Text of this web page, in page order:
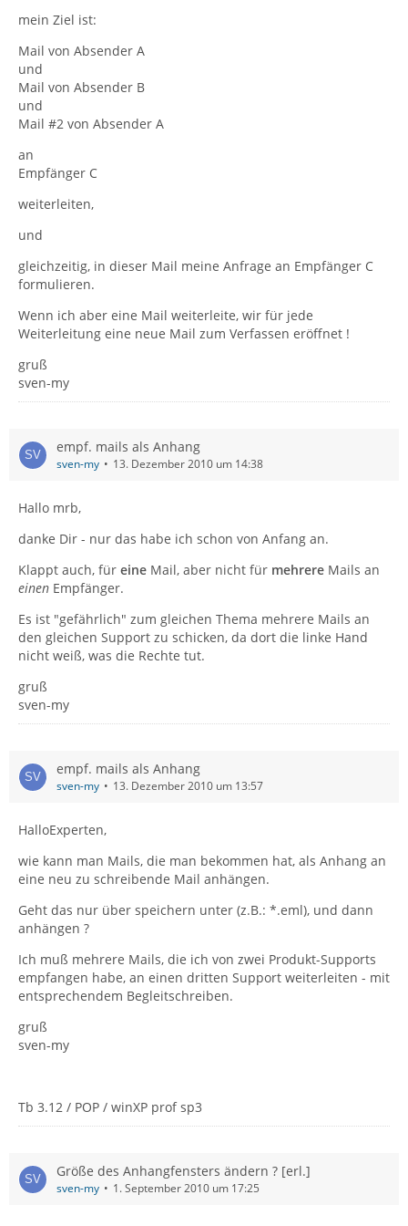
mein Ziel ist:
Mail von Absender A
und
Mail von Absender B
und
Mail #2 von Absender A
an
Empfänger C
weiterleiten,
und
gleichzeitig, in dieser Mail meine Anfrage an Empfänger C
formulieren.
Wenn ich aber eine Mail weiterleite, wir für jede
Weiterleitung eine neue Mail zum Verfassen eröffnet !
gruß
sven-my
empf. mails als Anhang
sven-my 13. Dezember 2010 um 14:38
Hallo mrb,
danke Dir - nur das habe ich schon von Anfang an.
Klappt auch, für eine Mail, aber nicht für mehrere Mails an
einen Empfänger.
Es ist "gefährlich" zum gleichen Thema mehrere Mails an
den gleichen Support zu schicken, da dort die linke Hand
nicht weiß, was die Rechte tut.
gruß
sven-my
empf. mails als Anhang
sven-my 13. Dezember 2010 um 13:57
HalloExperten,
wie kann man Mails, die man bekommen hat, als Anhang an
eine neu zu schreibende Mail anhängen.
Geht das nur über speichern unter (z.B.: *.eml), und dann
anhängen ?
Ich muß mehrere Mails, die ich von zwei Produkt-Supports
empfangen habe, an einen dritten Support weiterleiten - mit
entsprechendem Begleitschreiben.
gruß
sven-my
Tb 3.12 / POP / winXP prof sp3
Größe des Anhangfensters ändern ? [erl.]
sven-my 1. September 2010 um 17:25